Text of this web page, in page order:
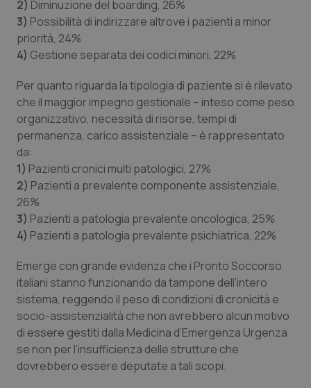
2) Diminuzione del boarding, 26%
3) Possibilità di indirizzare altrove i pazienti a minor
priorità, 24%
4) Gestione separata dei codici minori, 22%
Per quanto riguarda la tipologia di paziente si è rilevato
che il maggior impegno gestionale – inteso come peso
organizzativo, necessità di risorse, tempi di
permanenza, carico assistenziale – è rappresentato
da:
1) Pazienti cronici multi patologici, 27%
2) Pazienti a prevalente componente assistenziale,
26%
3) Pazienti a patologia prevalente oncologica, 25%
4) Pazienti a patologia prevalente psichiatrica, 22%
Emerge con grande evidenza che i Pronto Soccorso
italiani stanno funzionando da tampone dell’intero
sistema, reggendo il peso di condizioni di cronicità e
socio-assistenzialità che non avrebbero alcun motivo
di essere gestiti dalla Medicina d’Emergenza Urgenza
se non per l’insufficienza delle strutture che
dovrebbero essere deputate a tali scopi.